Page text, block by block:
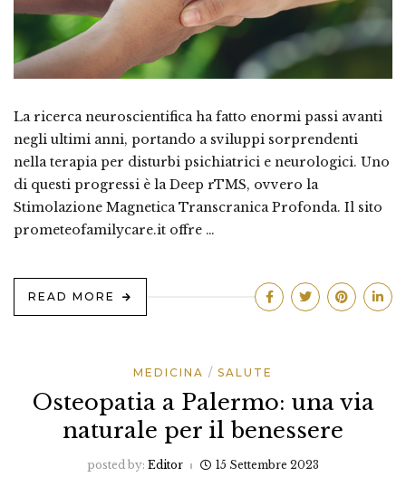
La ricerca neuroscientifica ha fatto enormi passi avanti
negli ultimi anni, portando a sviluppi sorprendenti
nella terapia per disturbi psichiatrici e neurologici. Uno
di questi progressi è la Deep rTMS, ovvero la
Stimolazione Magnetica Transcranica Profonda. Il sito
prometeofamilycare.it offre …
READ MORE
MEDICINA SALUTE
Osteopatia a Palermo: una via
naturale per il benessere
posted by: Editor 15 Settembre 2023